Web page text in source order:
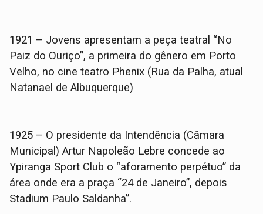
1921 – Jovens apresentam a peça teatral “No
Paiz do Ouriço”, a primeira do gênero em Porto
Velho, no cine teatro Phenix (Rua da Palha, atual
Natanael de Albuquerque)
1925 – O presidente da Intendência (Câmara
Municipal) Artur Napoleão Lebre concede ao
Ypiranga Sport Club o “aforamento perpétuo” da
área onde era a praça “24 de Janeiro”, depois
Stadium Paulo Saldanha”.